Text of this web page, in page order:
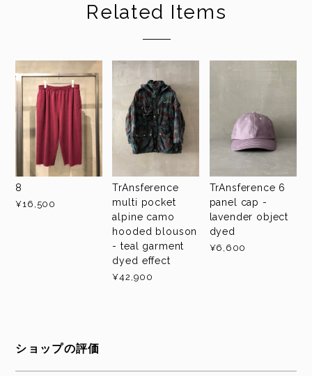
Related Items
8
¥16,500
TrAnsference
multi pocket
alpine camo
hooded blouson
- teal garment
dyed effect
¥42,900
TrAnsference 6
panel cap -
lavender object
dyed
¥6,600
ショップの評価